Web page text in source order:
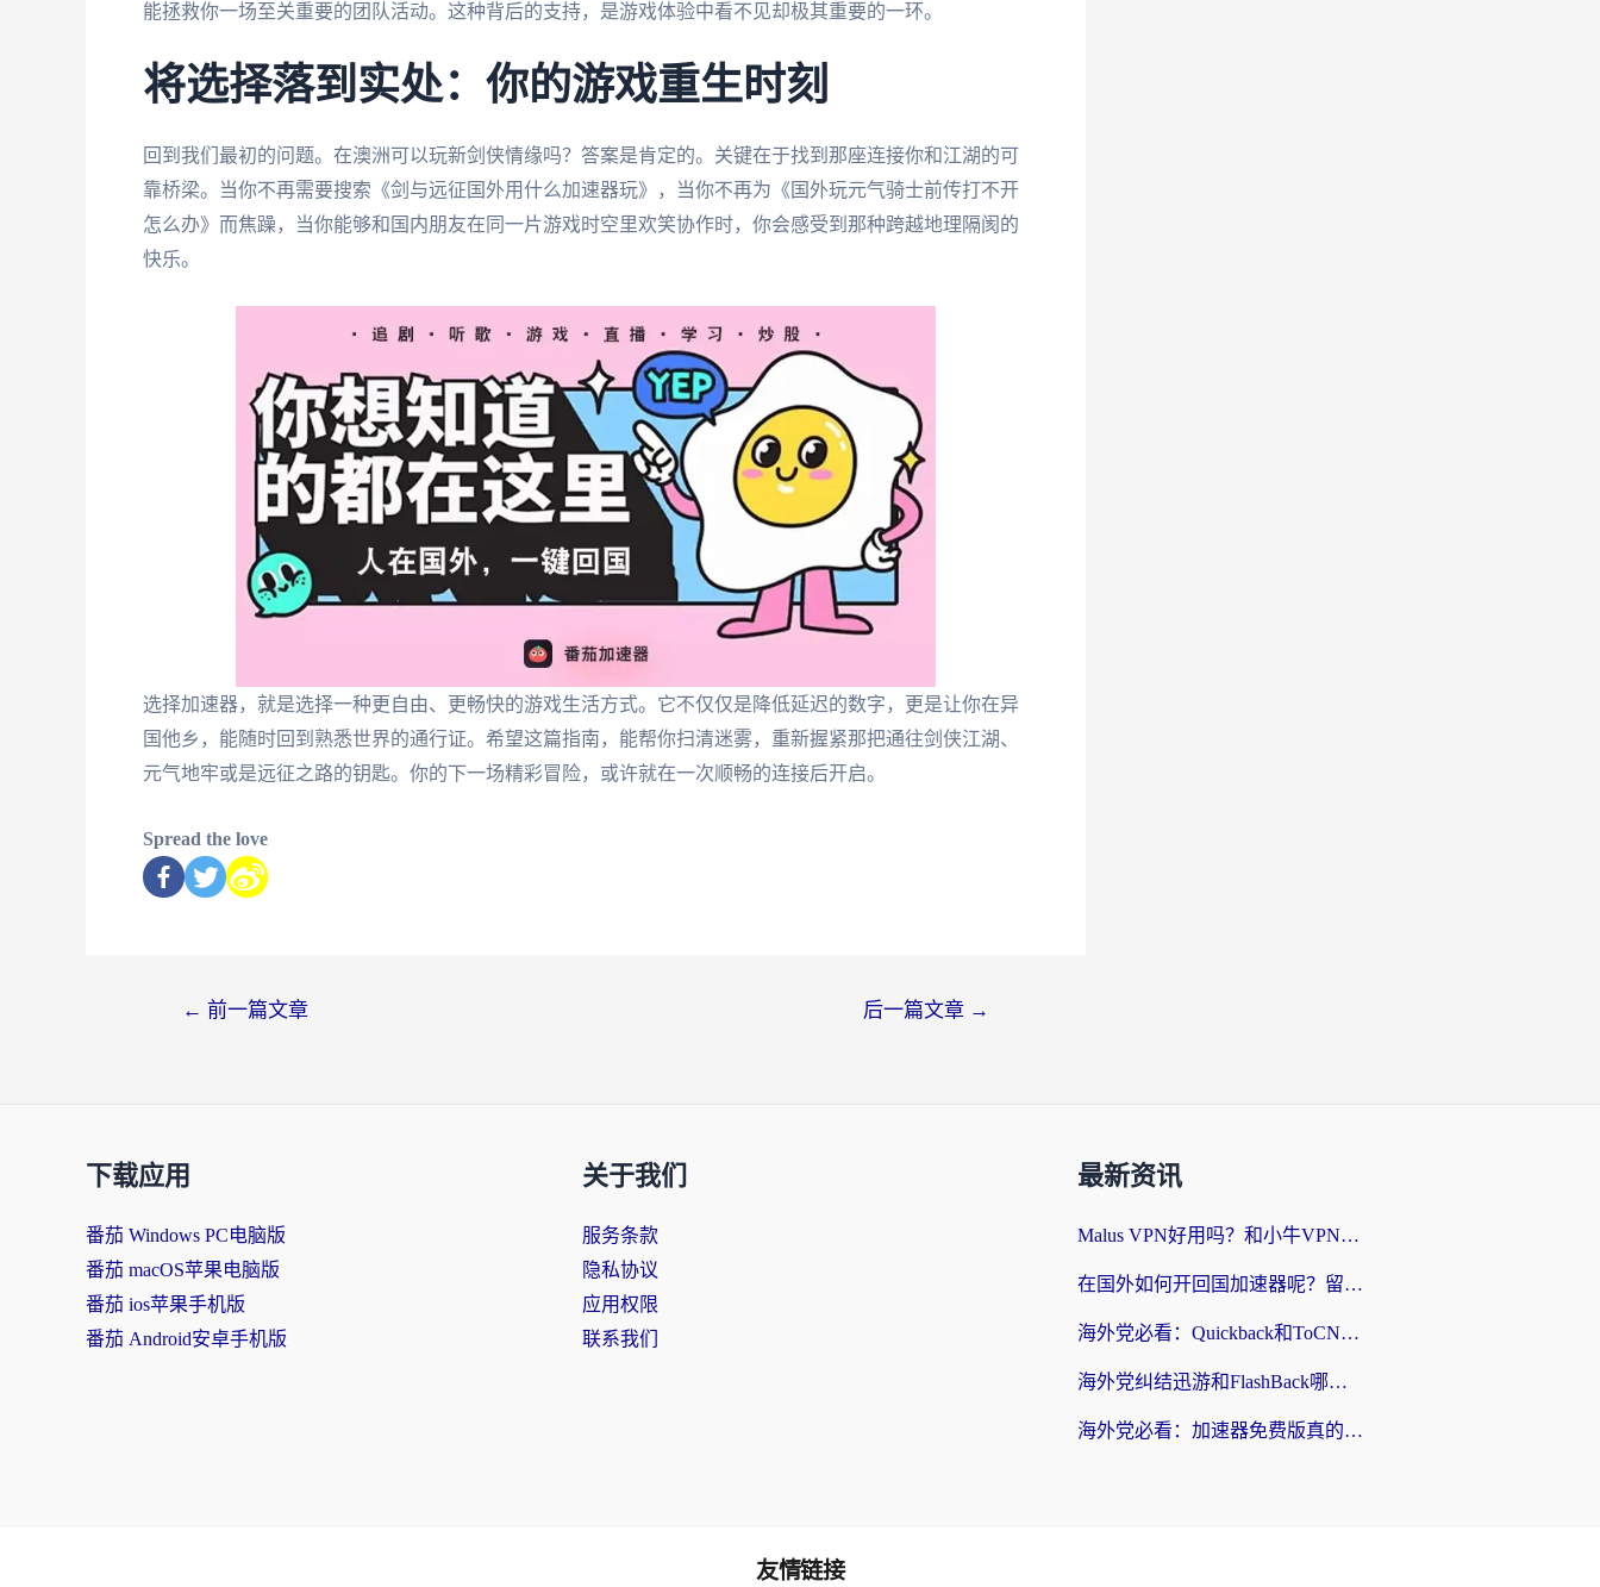
能拯救你一场至关重要的团队活动。这种背后的支持，是游戏体验中看不见却极其重要的一环。
将选择落到实处：你的游戏重生时刻
回到我们最初的问题。在澳洲可以玩新剑侠情缘吗？答案是肯定的。关键在于找到那座连接你和江湖的可
靠桥梁。当你不再需要搜索《剑与远征国外用什么加速器玩》，当你不再为《国外玩元气骑士前传打不开
怎么办》而焦躁，当你能够和国内朋友在同一片游戏时空里欢笑协作时，你会感受到那种跨越地理隔阂的
快乐。
选择加速器，就是选择一种更自由、更畅快的游戏生活方式。它不仅仅是降低延迟的数字，更是让你在异
国他乡，能随时回到熟悉世界的通行证。希望这篇指南，能帮你扫清迷雾，重新握紧那把通往剑侠江湖、
元气地牢或是远征之路的钥匙。你的下一场精彩冒险，或许就在一次顺畅的连接后开启。
Spread the love
← 前一篇文章 后一篇文章 →
下载应用
番茄 Windows PC电脑版
番茄 macOS苹果电脑版
番茄 ios苹果手机版
番茄 Android安卓手机版
关于我们
服务条款
隐私协议
应用权限
联系我们
最新资讯
Malus VPN好用吗？和小牛VPN对比哪个回国效果更好？海外党亲测实用指南
在国外如何开回国加速器呢？留学生亲测的无缝访问国内资源指南
海外党必看：Quickback和ToCN好用吗？3分钟选对回国加速器的实用指南
海外党纠结迅游和FlashBack哪个好？2026实用指南教你选对回国加速器
海外党必看：加速器免费版真的能解决回国访问难题吗？附实用选择指南
友情链接